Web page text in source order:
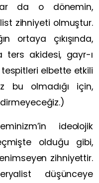
da o dönemin,
zihniyeti olmuştur.
ortaya çıkışında,
ters akidesi, gayr-ı
tespitleri elbette etkili
bu olmadığı için,
ideolojik
olduğu gibi,
zihniyettir.
düşünceye